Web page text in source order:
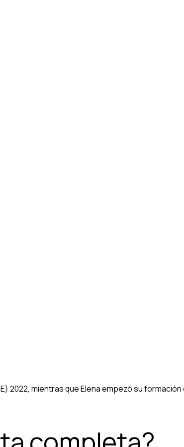
2022, mientras que Elena empezó su